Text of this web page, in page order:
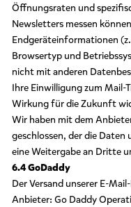
Öffnungsraten und
Newsletters messen
Endgeräteinformationen
Browsertyp und
nicht mit anderen
Ihre Einwilligung zum Mail-
Wirkung für die Zukunft
Wir haben mit dem
geschlossen, der die
eine Weitergabe an Dritte
6.4 GoDaddy
Der Versand unserer E-
Anbieter: Go Daddy